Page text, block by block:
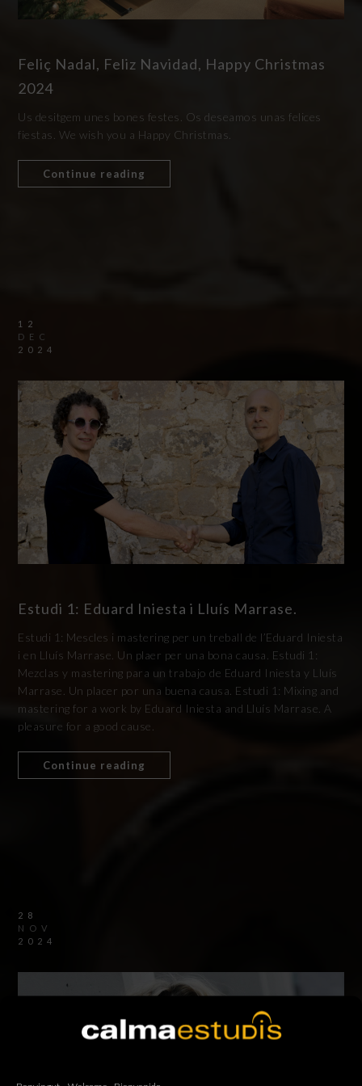
Feliç Nadal, Feliz Navidad, Happy Christmas
2024
Us desitgem unes bones festes. Os deseamos unas felices
fiestas. We wish you a Happy Christmas.
Continue reading
12
DEC
2024
Estudi 1: Eduard Iniesta i Lluís Marrase.
Estudi 1: Mescles i mastering per un treball de l’Eduard Iniesta
i en Lluís Marrase. Un plaer per una bona causa. Estudi 1:
Mezclas y mastering para un trabajo de Eduard Iniesta y Lluís
Marrase. Un placer por una buena causa. Estudi 1: Mixing and
mastering for a work by Eduard Iniesta and Lluís Marrase. A
pleasure for a good cause.
Continue reading
28
NOV
2024